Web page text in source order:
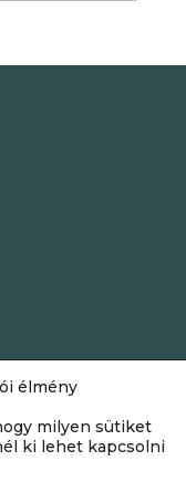
élmény
milyen sütiket
ki lehet kapcsolni